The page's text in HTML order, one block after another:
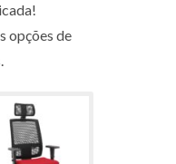
opções de